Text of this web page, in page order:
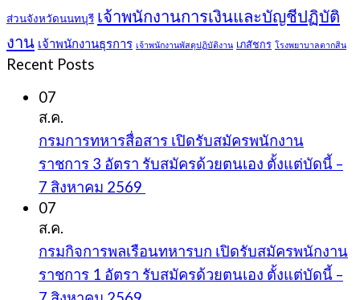
ส่วนจังหวัดนนทบุรี เจ้าพนักงานการเงินและบัญชีปฏิบัติ
งาน เจ้าพนักงานธุรการ เจ้าพนักงานพัสดุปฏิบัติงาน เภสัชกร โรงพยาบาลตากสิน
Recent Posts
07
ส.ค.
กรมการทหารสื่อสาร เปิดรับสมัครพนักงาน
ราชการ 3 อัตรา รับสมัครด้วยตนเอง ตั้งแต่บัดนี้ –
7 สิงหาคม 2569
07
ส.ค.
กรมกิจการพลเรือนทหารบก เปิดรับสมัครพนักงาน
ราชการ 1 อัตรา รับสมัครด้วยตนเอง ตั้งแต่บัดนี้ –